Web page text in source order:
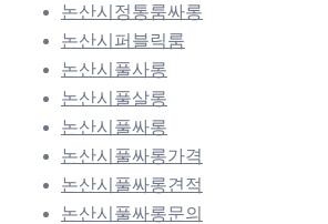
논산시정통룸싸롱
논산시퍼블릭룸
논산시풀사롱
논산시풀살롱
논산시풀싸롱
논산시풀싸롱가격
논산시풀싸롱견적
논산시풀싸롱문의